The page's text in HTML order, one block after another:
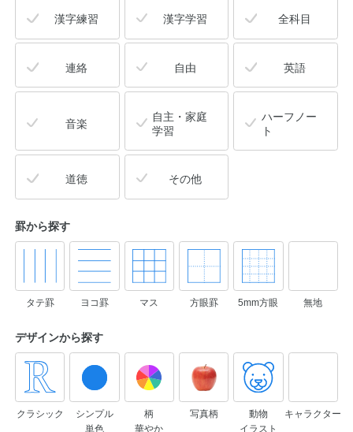
漢字練習 漢字学習 全科目
連絡 自由 英語
音楽
自主・家庭
学習
ハーフノー
ト
道徳 その他
罫から探す
タテ罫 ヨコ罫 マス 方眼罫 5mm方眼 無地
デザインから探す
クラシック
シンプル
単色
柄
華やか
写真柄
動物
イラスト
キャラクター